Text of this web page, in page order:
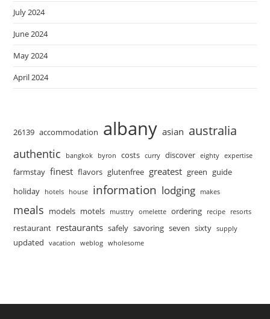
July 2024
June 2024
May 2024
April 2024
26139 accommodation albany asian australia
authentic bangkok byron costs curry discover eighty expertise
farmstay finest flavors glutenfree greatest green guide
holiday
hotels house information lodging makes
meals models motels musttry omelette ordering recipe resorts
restaurant restaurants safely savoring seven sixty supply
updated vacation weblog wholesome